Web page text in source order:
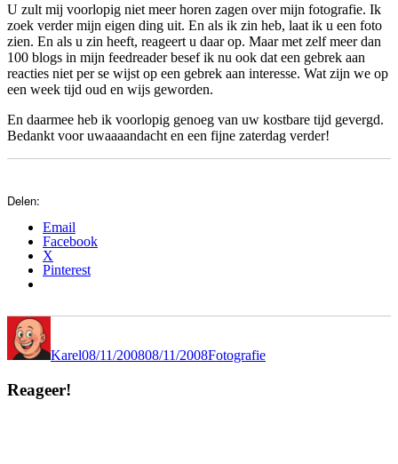
U zult mij voorlopig niet meer horen zagen over mijn fotografie. Ik
zoek verder mijn eigen ding uit. En als ik zin heb, laat ik u een foto
zien. En als u zin heeft, reageert u daar op. Maar met zelf meer dan
100 blogs in mijn feedreader besef ik nu ook dat een gebrek aan
reacties niet per se wijst op een gebrek aan interesse. Wat zijn we op
een week tijd oud en wijs geworden.
En daarmee heb ik voorlopig genoeg van uw kostbare tijd gevergd.
Bedankt voor uwaaaandacht en een fijne zaterdag verder!
Delen:
Email
Facebook
X
Pinterest
Karel08/11/200808/11/2008Fotografie
Reageer!